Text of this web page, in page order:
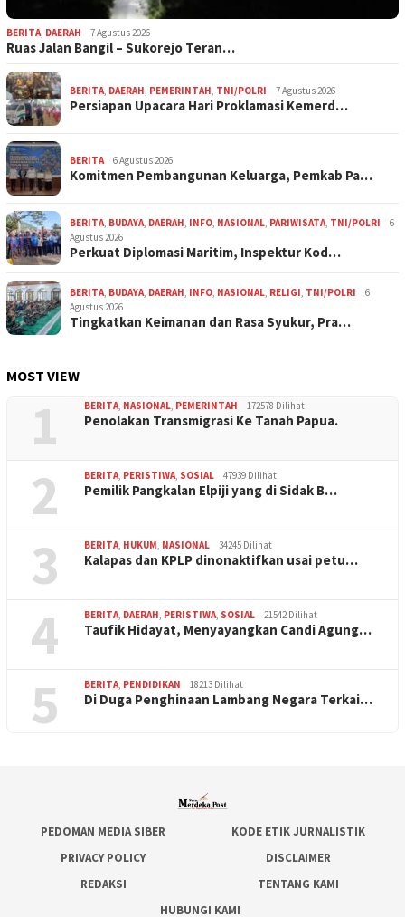
BERITA, DAERAH 7 Agustus 2026
Ruas Jalan Bangil – Sukorejo Teran…
BERITA, DAERAH, PEMERINTAH, TNI/POLRI 7 Agustus 2026
Persiapan Upacara Hari Proklamasi Kemerd…
BERITA 6 Agustus 2026
Komitmen Pembangunan Keluarga, Pemkab Pa…
BERITA, BUDAYA, DAERAH, INFO, NASIONAL, PARIWISATA, TNI/POLRI
6
Agustus 2026
Perkuat Diplomasi Maritim, Inspektur Kod…
BERITA, BUDAYA, DAERAH, INFO, NASIONAL, RELIGI, TNI/POLRI
6
Agustus 2026
Tingkatkan Keimanan dan Rasa Syukur, Pra…
MOST VIEW
1 BERITA, NASIONAL, PEMERINTAH 172578 Dilihat
Penolakan Transmigrasi Ke Tanah Papua.
2 BERITA, PERISTIWA, SOSIAL 47939 Dilihat
Pemilik Pangkalan Elpiji yang di Sidak B…
3 BERITA, HUKUM, NASIONAL 34245 Dilihat
Kalapas dan KPLP dinonaktifkan usai petu…
4 BERITA, DAERAH, PERISTIWA, SOSIAL 21542 Dilihat
Taufik Hidayat, Menyayangkan Candi Agung…
5 BERITA, PENDIDIKAN 18213 Dilihat
Di Duga Penghinaan Lambang Negara Terkai…
PEDOMAN MEDIA SIBER
KODE ETIK JURNALISTIK
PRIVACY POLICY
DISCLAIMER
REDAKSI
TENTANG KAMI
HUBUNGI KAMI